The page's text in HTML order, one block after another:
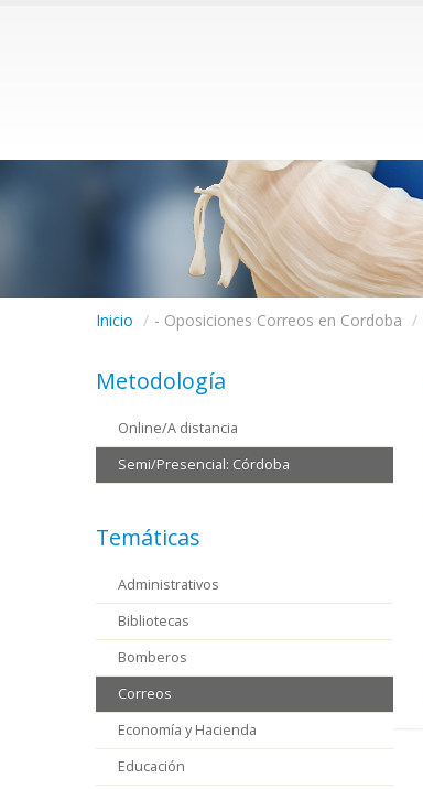
Inicio / - Oposiciones Correos en Cordoba /
Metodología
Online/A distancia
Semi/Presencial: Córdoba
Temáticas
Administrativos
Bibliotecas
Bomberos
Correos
Economía y Hacienda
Educación